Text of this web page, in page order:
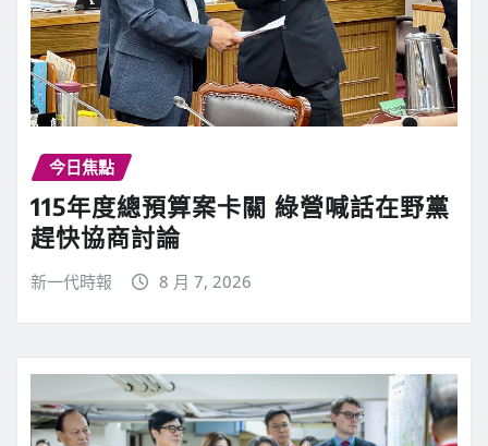
今日焦點
115年度總預算案卡關 綠營喊話在野黨
趕快協商討論
新一代時報 8 月 7, 2026